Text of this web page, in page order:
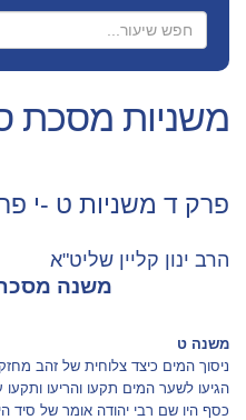
משניות מסכת
פרק ד משניות ט -י
הרב ינון קליין שליט"א
משנה
משנה ט
ניסוך המים כיצד צלוחית של זהב
הגיעו לשער המים תקעו והריעו
כסף היו שם רבי יהודה אומר של סיד